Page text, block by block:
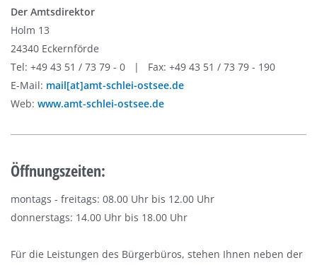
Der Amtsdirektor
Holm 13
24340 Eckernförde
Tel: +49 43 51 / 73 79 - 0 | Fax: +49 43 51 / 73 79 - 190
E-Mail: mail[at]amt-schlei-ostsee.de
Web: www.amt-schlei-ostsee.de
Öffnungszeiten:
montags - freitags: 08.00 Uhr bis 12.00 Uhr
donnerstags: 14.00 Uhr bis 18.00 Uhr
Für die Leistungen des Bürgerbüros, stehen Ihnen neben der